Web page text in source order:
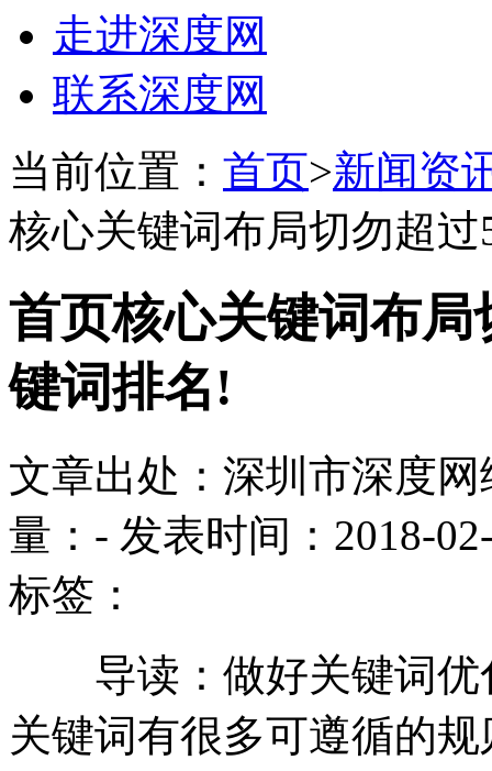
走进深度网
联系深度网
当前位置： 首页>新闻资
核心关键词布局切勿超
首页核心关键词布
键词排名!
文章出处：深圳市深度
量： - 发表时间：2018-
标签：
导读：做好关键词优
关键词有很多可遵循的